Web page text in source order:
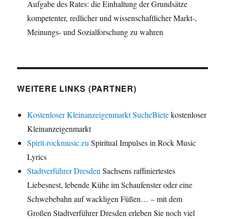
Aufgabe des Rates: die Einhaltung der Grundsätze
kompetenter, redlicher und wissenschaftlicher Markt-,
Meinungs- und Sozialforschung zu wahren
WEITERE LINKS (PARTNER)
Kostenloser Kleinanzeigenmarkt SucheBietekostenloser
Kleinanzeigenmarkt
Spirit-rockmusic.eu Spiritual Impulses in Rock Music
Lyrics
Stadtverführer Dresden Sachsens raffiniertestes
Liebesnest, lebende Kühe im Schaufenster oder eine
Schwebebahn auf wackligen Füßen… – mit dem
Großen Stadtverführer Dresden erleben Sie noch viel